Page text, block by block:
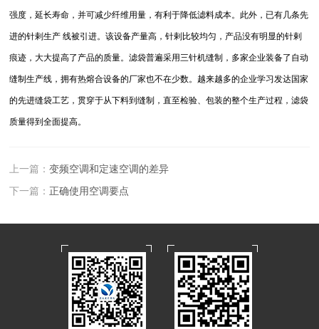
强度，延长寿命，并可减少纤维用量，有利于降低滤料成本。此外，已有几条先
进的针剌生产 线被引进。该设备产量高，针剌比较均匀，产品没有明显的针剌
痕迹，大大提高了产品的质量。滤袋普遍采用三针机缝制，多家企业装备了自动
缝制生产线，拥有热熔合设备的厂家也不在少数。越来越多的企业学习发达国家
的先进缝袋工艺，贯穿于从下料到缝制，直至检验、包装的整个生产过程，滤袋
质量得到全面提高。
上一篇：变频空调和定速空调的差异
下一篇： 正确使用空调要点